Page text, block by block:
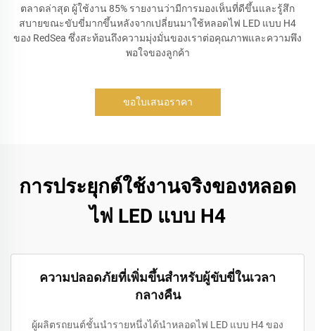
ตลาดล่าสุด ผู้ใช้งาน 85% รายงานว่ามีการมองเห็นที่ดีขึ้นและรู้สึก
สบายขณะขับขี่มากขึ้นหลังจากเปลี่ยนมาใช้หลอดไฟ LED แบบ H4
ของ RedSea ซึ่งสะท้อนถึงความมุ่งมั่นของเราต่อคุณภาพและความพึง
พอใจของลูกค้า
ขอใบเสนอราคา
การประยุกต์ใช้งานจริงของหลอด
ไฟ LED แบบ H4
ความปลอดภัยที่เพิ่มขึ้นสำหรับผู้ขับขี่ในเวลา
กลางคืน
ผู้ผลิตรถยนต์ชั้นนำรายหนึ่งได้นำหลอดไฟ LED แบบ H4 ของ